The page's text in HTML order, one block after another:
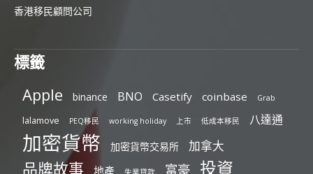
香港移民顧問公司
標籤
Apple binance BNO Casetify coinbase Grab
lalamove PEQ移民 working holiday 上市 低成本移民 八達通
加密貨幣 加密貨幣交易所 加拿大
品牌故事 地產 富豪 投資